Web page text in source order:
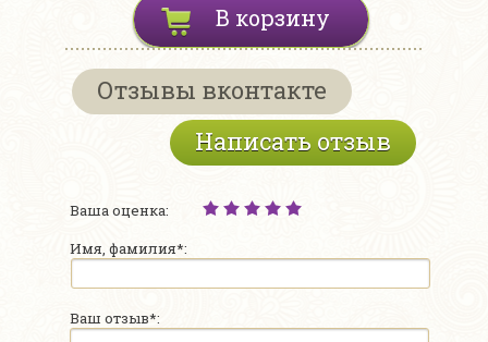
В корзину
Отзывы вконтакте
Написать отзыв
Ваша оценка:
Имя, фамилия*:
Ваш отзыв*: